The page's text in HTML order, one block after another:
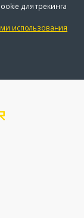
для трекинга
использования